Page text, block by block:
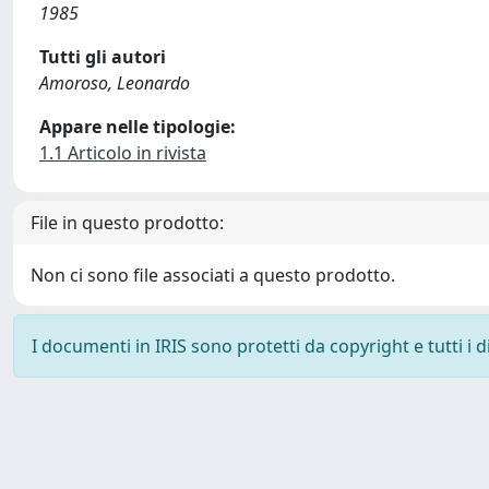
1985
Tutti gli autori
Amoroso, Leonardo
Appare nelle tipologie:
1.1 Articolo in rivista
File in questo prodotto:
Non ci sono file associati a questo prodotto.
I documenti in IRIS sono protetti da copyright e tutti i